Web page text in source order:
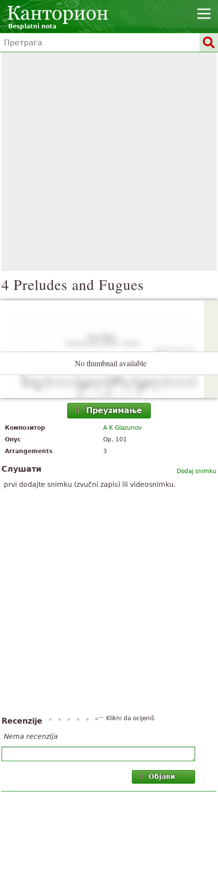
Besplatni nota
4 Preludes and Fugues
No thumbnail available
Преузимање
Композитор
A K Glazunov
Опус
Op. 101
Arrangements
3
Dodaj snimku
Слушати
prvi dodajte snimku (zvučni zapis) ili videosnimku.
Recenzije Klikni da ocijeniš
Nema recenzija
Објави